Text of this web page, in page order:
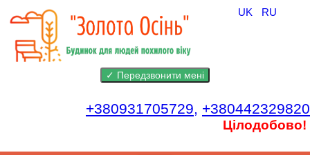
UK RU
+380931705729, +380442329820
Цілодобово!